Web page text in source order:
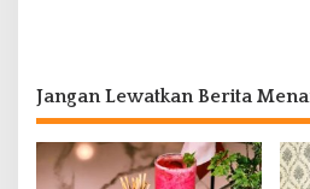
Jangan Lewatkan Berita